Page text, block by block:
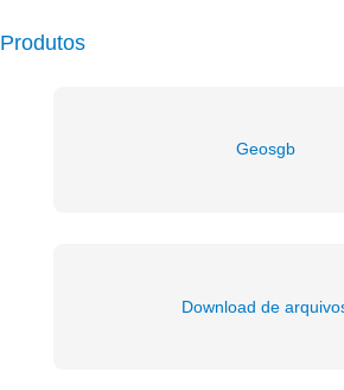
Produtos
Geosgb
Download de